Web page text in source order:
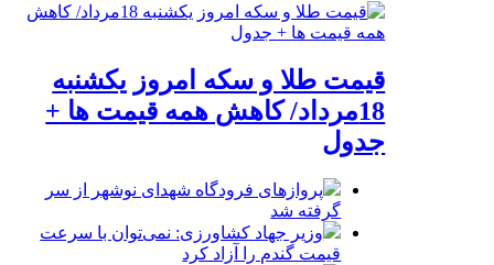
قیمت طلا و سکه امروز یکشنبه
18مرداد/ کاهش همه قیمت ها +
جدول
پروازهای فرودگاه شهدای نوشهر از سر
گرفته شد
وزیر جهاد کشاورزی: نمی‌توان با سرعت
قیمت گندم را آزاد کرد